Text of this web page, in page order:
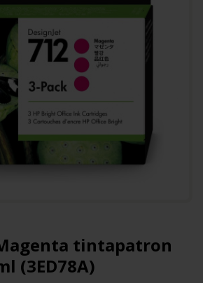
tintapatron
(3ED78A)